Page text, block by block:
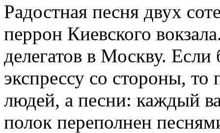
Радостная песня двух
перрон Киевского
делегатов в Москву.
экспрессу со стороны, то
людей, а песни: каждый
полок переполнен